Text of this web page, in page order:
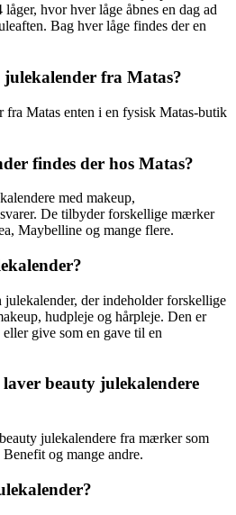
hvor hver låge åbnes en dag ad
Bag hver låge findes der en
fra Matas?
fra Matas enten i en fysisk Matas-butik
findes der hos Matas?
med makeup,
De tilbyder forskellige mærker
Maybelline og mange flere.
julekalender, der indeholder forskellige
hudpleje og hårpleje. Den er
give som en gave til en
beauty julekalendere
julekalendere fra mærker som
og mange andre.